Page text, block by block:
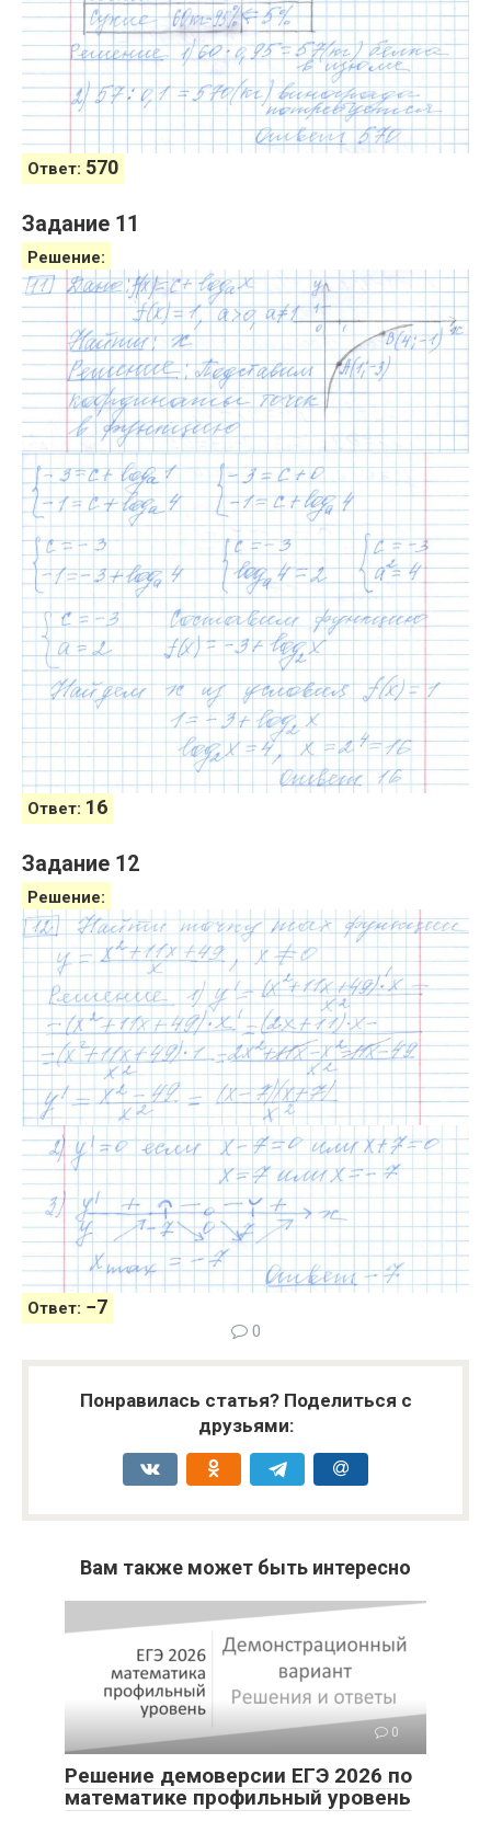
Ответ: 570
Задание 11
Решение:
Ответ: 16
Задание 12
Решение:
Ответ: −7
0
Понравилась статья? Поделиться с
друзьями:
Вам также может быть интересно
0
Решение демоверсии ЕГЭ 2026 по
математике профильный уровень